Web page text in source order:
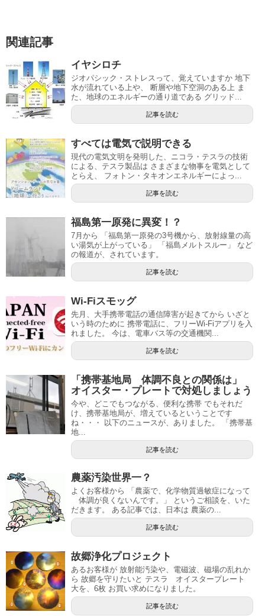
関連記事
イヤシロチ
ジオパシック・ストレスって、覚えていますか 地下
水が流れている上や、 断層や地下空洞のある上 ま
た、地球のエネルギーの通り道である グリッド...
記事を読む
すべては電気で説明できる
現代の電気文明を発明した、ニコラ・テスラの技術
による、テスラ製品は さまざまな物事を電気として
とらえ、 フォトン・タキオンエネルギーによっ...
記事を読む
福島第一原発に異変！？
7月から 「福島第一原発の3号機から、放射線量の高
い湯気が上がっている」 「福島メルトスルー」 など
の報道が、されています。
記事を読む
Wi-Fiスモッグ
先月、大手携帯電話の通信障害が起きてから いざと
いう時のために 携帯電話に、フリーWi-Fiアプリを入
れました。 今は、電車バス等の交通機関...
記事を読む
「携帯基地局 体調不良との関係は」
オイスター・プレートで対処しましょう
今や、どこでもつながる、便利な携帯 でもそれだ
け、携帯基地局が、増えているということです
ね・・・ 以下のニュースが、ありました。 「携帯基
地...
記事を読む
農薬汚染世界一？
よくお客様から 「農薬で、化学物質過敏症になって
体調が良くないんです。」 というご相談を、いた
だきます。 ある記事では、日本は 農薬の...
記事を読む
故郷浄化プロジェクト
あるお客様が 放射能汚染や、電磁波、磁場の乱れか
ら 故郷を守りたいと テスラ オイスタープレート
大を、6枚 お買い求めになりました。
記事を読む